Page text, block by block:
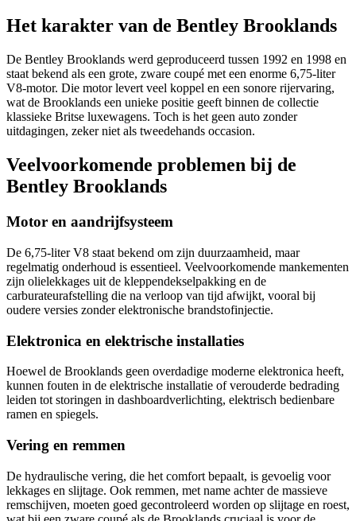
Het karakter van de Bentley Brooklands
De Bentley Brooklands werd geproduceerd tussen 1992 en 1998 en
staat bekend als een grote, zware coupé met een enorme 6,75-liter
V8-motor. Die motor levert veel koppel en een sonore rijervaring,
wat de Brooklands een unieke positie geeft binnen de collectie
klassieke Britse luxewagens. Toch is het geen auto zonder
uitdagingen, zeker niet als tweedehands occasion.
Veelvoorkomende problemen bij de
Bentley Brooklands
Motor en aandrijfsysteem
De 6,75-liter V8 staat bekend om zijn duurzaamheid, maar
regelmatig onderhoud is essentieel. Veelvoorkomende mankementen
zijn olielekkages uit de kleppendekselpakking en de
carburateurafstelling die na verloop van tijd afwijkt, vooral bij
oudere versies zonder elektronische brandstofinjectie.
Elektronica en elektrische installaties
Hoewel de Brooklands geen overdadige moderne elektronica heeft,
kunnen fouten in de elektrische installatie of verouderde bedrading
leiden tot storingen in dashboardverlichting, elektrisch bedienbare
ramen en spiegels.
Vering en remmen
De hydraulische vering, die het comfort bepaalt, is gevoelig voor
lekkages en slijtage. Ook remmen, met name achter de massieve
remschijven, moeten goed gecontroleerd worden op slijtage en roest,